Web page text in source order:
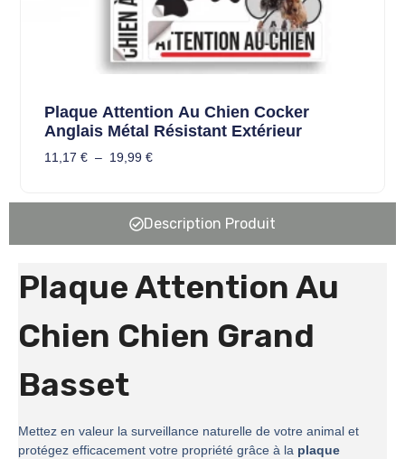
Plaque Attention Au Chien Cocker
Anglais Métal Résistant Extérieur
11,17 € – 19,99 €
Description Produit
Plaque Attention Au
Chien Chien Grand
Basset
Mettez en valeur la surveillance naturelle de votre animal et
protégez efficacement votre propriété grâce à la plaque